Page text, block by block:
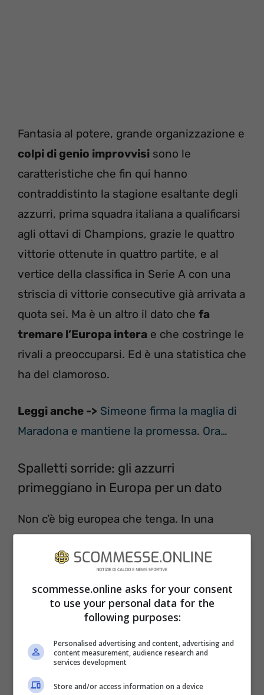
Fantasia al potere, grande organizzazione e
colpi di genio improvvisi sono le
caratteristiche che fin qui hanno
contraddistinto la stagione esaltante degli
azzurri, prima squadra italiana a qualificarsi
agli ottavi di Champions, grazie le quattro
vittorie ottenute in quattro partite, e al
vertice della classifica in Serie A con una
striscia di vittorie consecutive già arrivata a
quota sei. Ma è un altro il dato che fa
tremare l’Europa intera e che costringe le
rivali a preoccuparsi. Ed è una statistica che
ha del clamoroso.
Leggi anche -> Simeone firma la maglia di
Maradona e mantiene la promessa. Ora…
Spalletti sorride: gli azzurri
primeggiano in Europa per un dato
Non c’è big europea che tenga. In una
statistica particolare, il Napoli di Spalletti
non teme rivali e non teme confronti,
Manchester City , il Real Madrid o il Bayern
Monaco. Ed è un dato che fa sognare i tifosi
azzurri, mai come quest’anno convinti che
qualcosa di bello, a fine stagione, potrebbe
davvero succedere.
scommesse.online asks for your consent
to use your personal data for the
following purposes:
Personalised advertising and content, advertising and
content measurement, audience research and
services development
Store and/or access information on a device